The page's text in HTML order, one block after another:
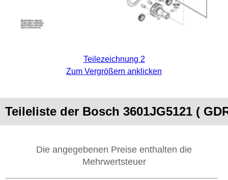
Teilezeichnung 2
Zum Vergrößern anklicken
Teileliste der Bosch 3601JG5121 (
Die angegebenen Preise enthalten die
Mehrwertsteuer